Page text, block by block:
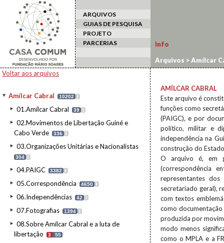
ARQUIVOS
GUIAS DE PESQUISA
PROJETO
PARCERIAS
Voltar aos arquivos
Amílcar Cabral 10202 I
01.Amílcar Cabral 39 I
02.Movimentos de Libertação Guiné e
Cabo Verde
336 I
03.Organizações Unitárias e Nacionalistas
304 I
04.PAIGC 3382 I
05.Correspondência 4650 I
06.Independências 42 I
07.Fotografias 1394 I
08.Sobre Amílcar Cabral e a luta de
libertação
3 55
Info
Arquivos >Amílcar
AMÍLCAR CABRAL
Este arquivo é
funções como
(PAIGC), e por
político, militar e
independência na
construção do
O arquivo é, em
(correspondência
representantes
secretariado geral),
com textos
como
produzida por
modo menos
como o MPLA e a